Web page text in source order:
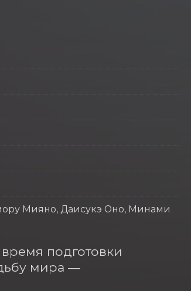
Мияно, Даисукэ Оно, Минами
подготовки
мира —